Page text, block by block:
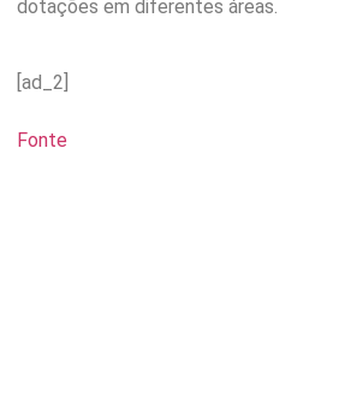
dotações em diferentes áreas.
[ad_2]
Fonte